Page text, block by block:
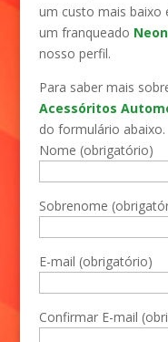
um custo mais baixo
um franqueado
nosso perfil.
Para saber mais
Acessóritos
do formulário abaixo.
Nome (obrigatório)
Sobrenome
E-mail (obrigatório)
Confirmar E-mail